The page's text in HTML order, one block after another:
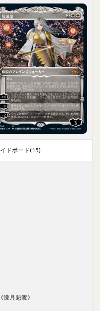
ドボード(15)
漆月魁渡》